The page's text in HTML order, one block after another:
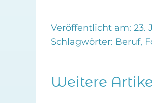
Veröffentlicht am: 23.
Schlagwörter: Beruf,
Weitere